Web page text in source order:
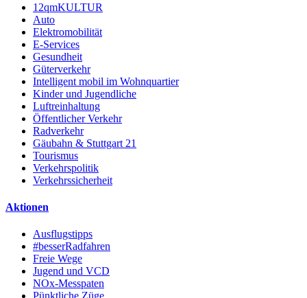
12qmKULTUR
Auto
Elektromobilität
E-Services
Gesundheit
Güterverkehr
Intelligent mobil im Wohnquartier
Kinder und Jugendliche
Luftreinhaltung
Öffentlicher Verkehr
Radverkehr
Gäubahn & Stuttgart 21
Tourismus
Verkehrspolitik
Verkehrssicherheit
Aktionen
Ausflugstipps
#besserRadfahren
Freie Wege
Jugend und VCD
NOx-Messpaten